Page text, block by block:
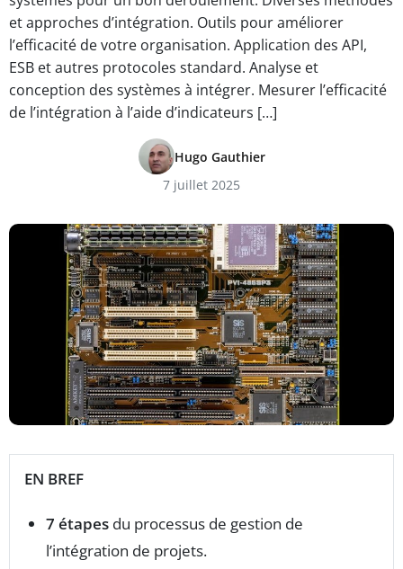
et approches d’intégration. Outils pour améliorer
l’efficacité de votre organisation. Application des API,
ESB et autres protocoles standard. Analyse et
conception des systèmes à intégrer. Mesurer l’efficacité
de l’intégration à l’aide d’indicateurs […]
Hugo Gauthier
7 juillet 2025
EN BREF
7 étapes du processus de gestion de
l’intégration de projets.